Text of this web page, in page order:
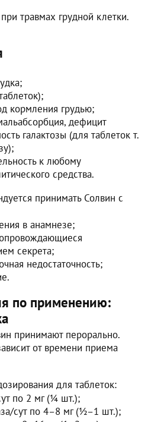
травмах грудной клетки.
кормления грудью;
дефицит
галактозы (для таблеток т.
к любому
средства.
принимать Солвин с
в анамнезе;
секрета;
недостаточность;
по применению:
принимают перорально.
от времени приема
для таблеток:
по 2 мг (¼ шт.);
сут по 4–8 мг (½–1 шт.);